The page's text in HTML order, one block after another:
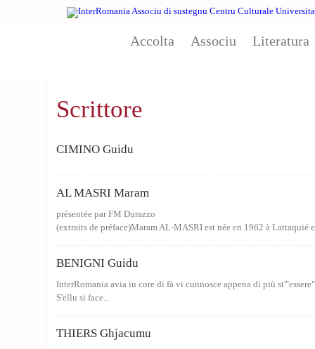
Accolta Associu Literatura
Scrittore
CIMINO Guidu
AL MASRI Maram
présentée par FM Durazzo
(extraits de préface)Maram AL-MASRI est née en 1962 à Lattaquié
BENIGNI Guidu
InterRomania avia in core di fà vi cunnosce appena di più
S'ellu si face...
THIERS Ghjacumu